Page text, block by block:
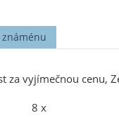
známénu
za vyjímečnou cenu,
8 x